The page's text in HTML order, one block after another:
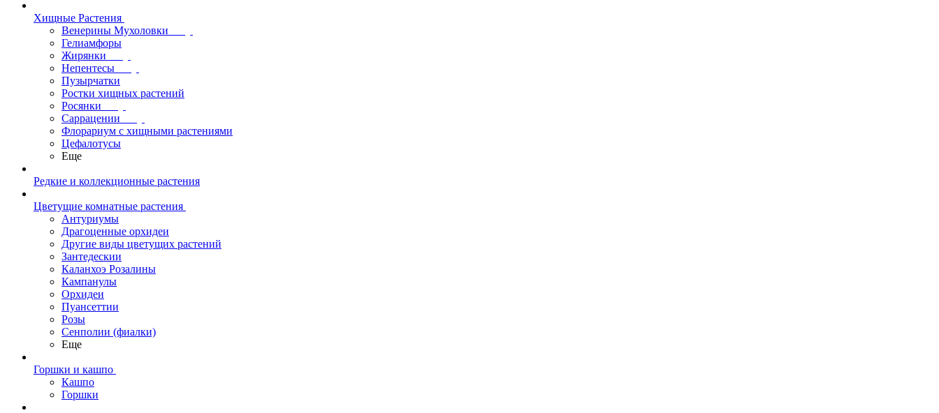
Хищные Растения
Венерины Мухоловки
Гелиамфоры
Жирянки
Непентесы
Пузырчатки
Ростки хищных растений
Росянки
Саррацении
Флорариум с хищными растениями
Цефалотусы
Еще
Редкие и коллекционные растения
Цветущие комнатные растения
Антуриумы
Драгоценные орхидеи
Другие виды цветущих растений
Зантедескии
Каланхоэ Розалины
Кампанулы
Орхидеи
Пуансеттии
Розы
Сенполии (фиалки)
Еще
Горшки и кашпо
Кашпо
Горшки